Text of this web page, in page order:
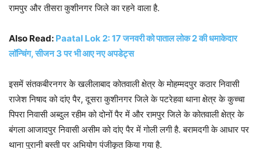
रामपुर और तीसरा कुशीनगर जिले का रहने वाला है.
Also Read: Paatal Lok 2: 17 जनवरी को पाताल लोक 2 की धमाकेदार
लॉन्चिंग, सीजन 3 पर भी आए नए अपडेट्स
इसमें संतकबीरनगर के खलीलाबाद कोतवाली क्षेत्र के मोहम्मदपुर कठार निवासी
राजेश निषाद को दांए पैर, दूसरा कुशीनगर जिले के पटरेहवा थाना क्षेत्र के कुच्चा
पिपरा निवासी अब्दुल रहीम को दोनों पैर में और रामपुर जिले के कोतवाली क्षेत्र के
बंगला आजादपुर निवासी असीम को दांए पैर में गोली लगी है. बरामदगी के आधार पर
थाना पुरानी बस्ती पर अभियोग पंजीकृत किया गया है.